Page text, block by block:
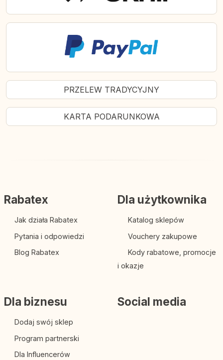
PRZELEW TRADYCYJNY
KARTA PODARUNKOWA
Rabatex
Jak działa Rabatex
Pytania i odpowiedzi
Blog Rabatex
Dla użytkownika
Katalog sklepów
Vouchery zakupowe
Kody rabatowe, promocje
i okazje
Dla biznesu
Dodaj swój sklep
Program partnerski
Dla Influencerów
Social media